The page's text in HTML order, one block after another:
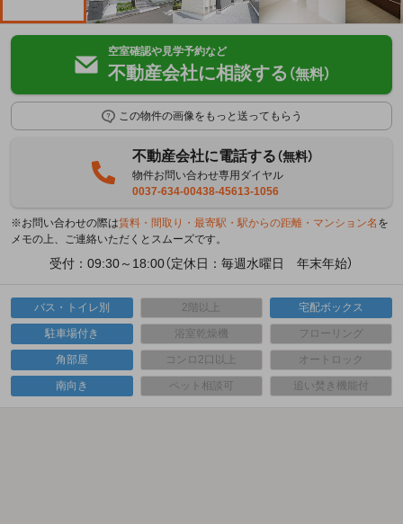
空室確認や見学予約など
不動産会社に相談する （無料）
この物件の画像をもっと送ってもらう
不動産会社に電話する（無料）
物件お問い合わせ専用ダイヤル
0037-634-00438-45613-1056
※お問い合わせの際は賃料・間取り・最寄駅・駅からの距離・マンション名 を
メモの上、ご連絡いただくとスムーズです。
受付：09:30～18:00（定休日：毎週水曜日 年末年始）
バス・トイレ別 2階以上 宅配ボックス
駐車場付き 浴室乾燥機 フローリング
角部屋 コンロ2口以上 オートロック
南向き ペット相談可 追い焚き機能付